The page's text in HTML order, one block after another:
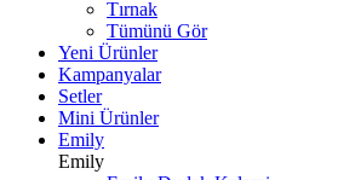
Tırnak
Tümünü Gör
Yeni Ürünler
Kampanyalar
Setler
Mini Ürünler
Emily
Emily